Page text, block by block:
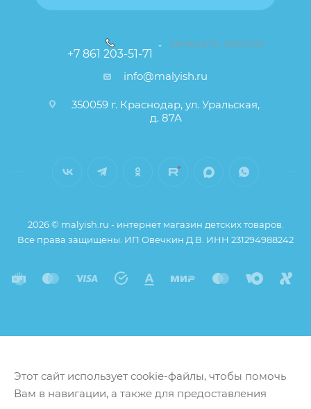
+7 861 203-51-71
ЗАКАЗАТЬ ЗВОНОК
info@malyish.ru
350059 г. Краснодар, ул. Уральская,
д. 87А
2026 © malyish.ru - интернет магазин детских товаров.
Все права защищены. ИП Овечкин Д.В. ИНН 231294988242
Этот сайт использует cookie-файлы, чтобы помочь
Вам в навигации, а также для предоставления